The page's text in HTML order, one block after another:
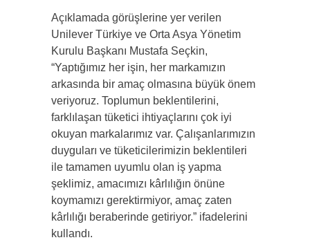
Açıklamada görüşlerine yer verilen
Unilever Türkiye ve Orta Asya Yönetim
Kurulu Başkanı Mustafa Seçkin,
“Yaptığımız her işin, her markamızın
arkasında bir amaç olmasına büyük önem
veriyoruz. Toplumun beklentilerini,
farklılaşan tüketici ihtiyaçlarını çok iyi
okuyan markalarımız var. Çalışanlarımızın
duyguları ve tüketicilerimizin beklentileri
ile tamamen uyumlu olan iş yapma
şeklimiz, amacımızı kârlılığın önüne
koymamızı gerektirmiyor, amaç zaten
kârlılığı beraberinde getiriyor.” ifadelerini
kullandı.